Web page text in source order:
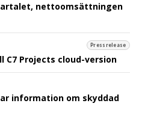
nettoomsättningen
Pressrelease
C7 Projects cloud-version
information om skyddad